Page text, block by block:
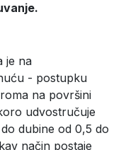
je na
- postupku
na površini
udvostručuje
dubine od 0,5 do
način postaje